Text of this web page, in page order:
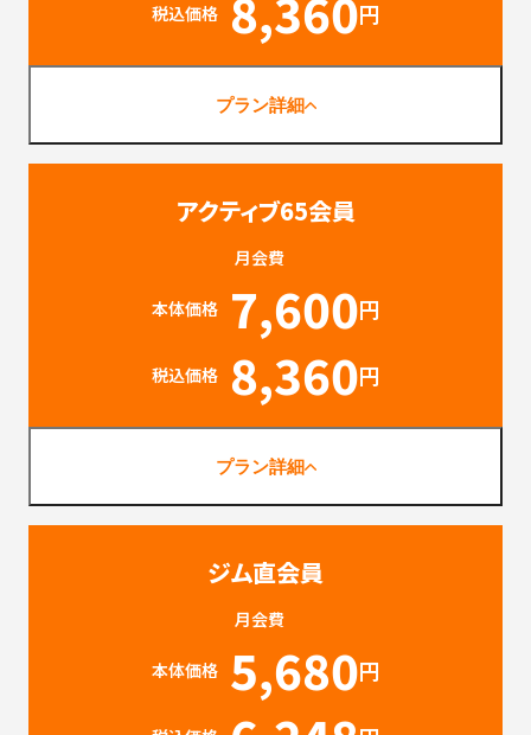
税込価格 円
プラン詳細
アクティブ65会員
月会費
本体価格 7,600円
税込価格 8,360円
プラン詳細
ジム直会員
月会費
本体価格 5,680円